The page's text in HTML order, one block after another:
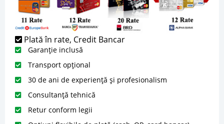
Plată în rate, Credit Bancar
Garanție inclusă
Transport opțional
30 de ani de experiență și profesionalism
Consultanță tehnică
Retur conform legii